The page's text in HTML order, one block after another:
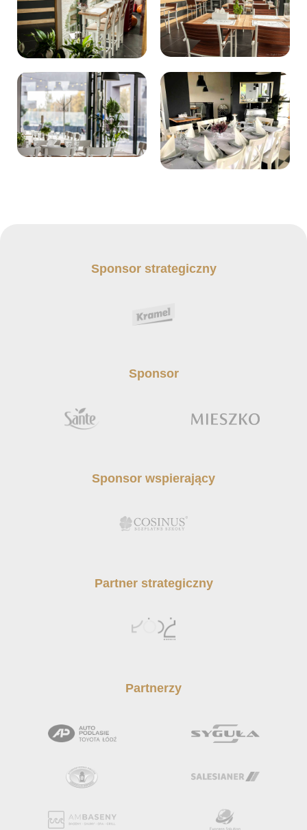
Sponsor strategiczny
Sponsor
Sponsor wspierający
Partner strategiczny
Partnerzy